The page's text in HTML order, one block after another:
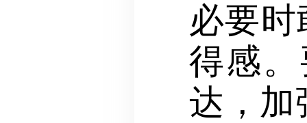
必要
得感
达，加